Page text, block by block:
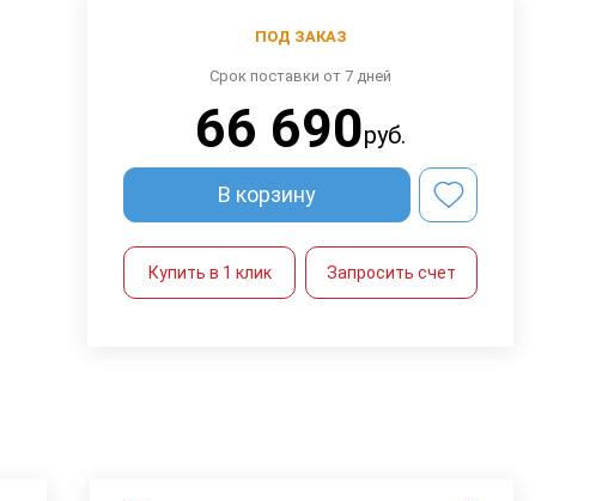
ПОД ЗАКАЗ
Срок поставки от 7 дней
66 690руб.
В корзину
Купить в 1 клик Запросить счет